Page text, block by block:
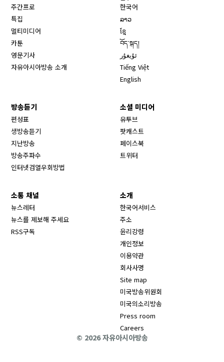
주간프로
특집
멀티미디어
카툰
영문기사
자유아시아방송 소개
한국어
ລາວ
ខ្មែ
བོད་སྐད།
ئۇيغۇر
Tiếng Việt
English
방송듣기
편성표
생방송듣기
지난방송
방송주파수
인터넷검열우회방법
소셜 미디어
유투브
팟캐스트
페이스북
트위터
소통 채널
뉴스레터
뉴스를 제보해 주세요
RSS구독
소개
한국어서비스
주소
윤리강령
개인정보
이용약관
회사사명
Site map
미국방송위원회
미국의소리방송
Press room
Careers
© 2026 자유아시아방송